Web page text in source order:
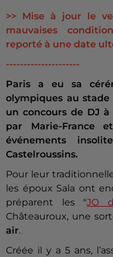
>> Mise à jour le
mauvaises
reporté à une date
---------------------
Paris a eu sa
olympiques au stade
un concours de DJ
par Marie-France
événements
Castelroussins.
Pour leur
les époux Sala ont
préparent les "JO
Châteauroux, une
air.
Créée il y a 5 ans,